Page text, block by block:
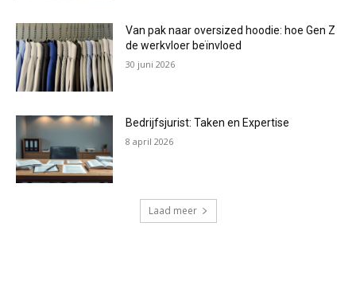
Van pak naar oversized hoodie: hoe Gen Z
de werkvloer beïnvloed
30 juni 2026
Bedrijfsjurist: Taken en Expertise
8 april 2026
Laad meer